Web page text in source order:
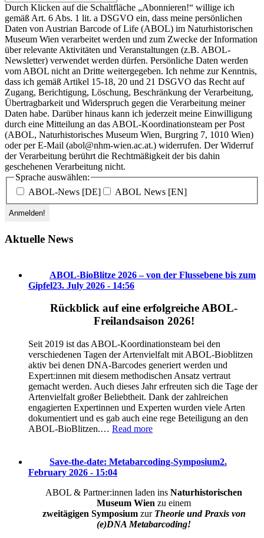
Durch Klicken auf die Schaltfläche „Abonnieren!“ willige ich
gemäß Art. 6 Abs. 1 lit. a DSGVO ein, dass meine persönlichen
Daten von Austrian Barcode of Life (ABOL) im Naturhistorischen
Museum Wien verarbeitet werden und zum Zwecke der Information
über relevante Aktivitäten und Veranstaltungen (z.B. ABOL-
Newsletter) verwendet werden dürfen. Persönliche Daten werden
vom ABOL nicht an Dritte weitergegeben. Ich nehme zur Kenntnis,
dass ich gemäß Artikel 15-18, 20 und 21 DSGVO das Recht auf
Zugang, Berichtigung, Löschung, Beschränkung der Verarbeitung,
Übertragbarkeit und Widerspruch gegen die Verarbeitung meiner
Daten habe. Darüber hinaus kann ich jederzeit meine Einwilligung
durch eine Mitteilung an das ABOL-Koordinationsteam per Post
(ABOL, Naturhistorisches Museum Wien, Burgring 7, 1010 Wien)
oder per E-Mail (abol@nhm-wien.ac.at.) widerrufen. Der Widerruf
der Verarbeitung berührt die Rechtmäßigkeit der bis dahin
geschehenen Verarbeitung nicht.
Sprache auswählen:
ABOL-News [DE]
ABOL News [EN]
Aktuelle News
ABOL-BioBlitze 2026 – von der Flussebene bis zum
Gipfel23. July 2026 - 14:56
Rückblick auf eine erfolgreiche ABOL-
Freilandsaison 2026!
Seit 2019 ist das ABOL-Koordinationsteam bei den
verschiedenen Tagen der Artenvielfalt mit ABOL-Bioblitzen
aktiv bei denen DNA-Barcodes generiert werden und
Expert:innen mit diesem methodischen Ansatz vertraut
gemacht werden. Auch dieses Jahr erfreuten sich die Tage der
Artenvielfalt großer Beliebtheit. Dank der zahlreichen
engagierten Expertinnen und Experten wurden viele Arten
dokumentiert und es gab auch eine rege Beteiligung an den
ABOL-BioBlitzen.… Read more
Save-the-date: Metabarcoding-Symposium2.
February 2026 - 15:04
ABOL & Partner:innen laden ins Naturhistorischen
Museum Wien zu einem
zweitägigen Symposium zur Theorie und Praxis von
(e)DNA Metabarcoding!